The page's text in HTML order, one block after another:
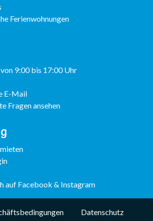
Ferienwohnungen
9:00 bis 17:00 Uhr
E-Mail
Fragen ansehen
auf Facebook & Instagram
Datenschutz